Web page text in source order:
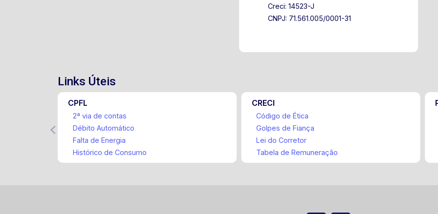
Creci: 14523-J
CNPJ: 71.561.005/0001-31
Links Úteis
CPFL
2ª via de contas
Débito Automático
Falta de Energia
Histórico de Consumo
CRECI
Código de Ética
Golpes de Fiança
Lei do Corretor
Tabela de Remuneração